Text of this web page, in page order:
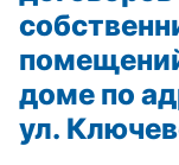
доме по
ул.